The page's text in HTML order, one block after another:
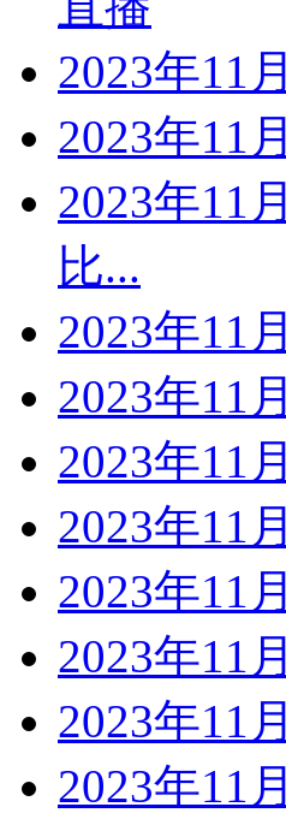
2023年11
2023年11
2023年11
比...
2023年11
2023年11
2023年11
2023年11
2023年11
2023年11
2023年11
2023年11